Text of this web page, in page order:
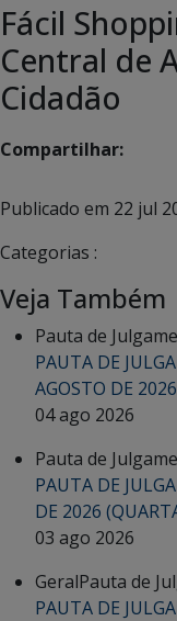
Fácil
Central de
Cidadão
Compartilhar:
Publicado em 22 jul
Categorias :
Veja Também
Pauta de
PAUTA DE
AGOSTO DE
04 ago 2026
Pauta de
PAUTA DE
DE 2026
03 ago 2026
GeralPauta de
PAUTA DE